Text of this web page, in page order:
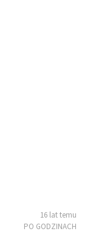
16 lat temu
PO GODZINACH